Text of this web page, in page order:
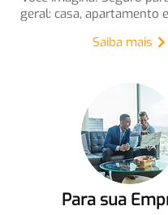
geral: casa, apartamento
Saiba mais
Para sua